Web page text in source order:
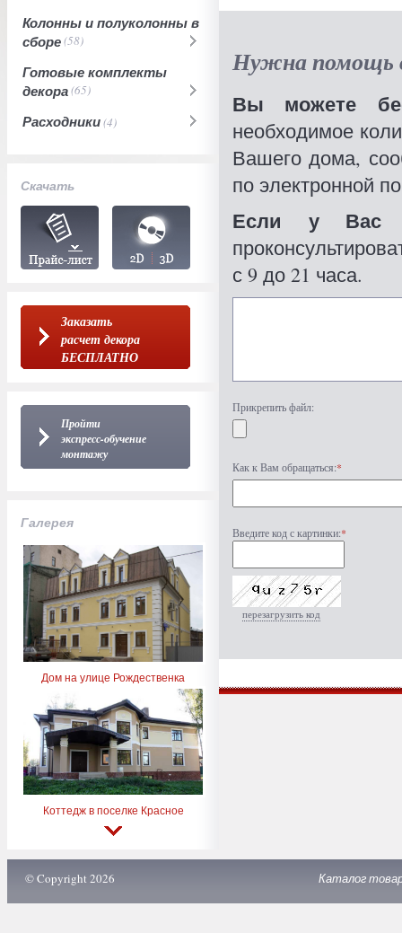
Колонны и полуколонны в
сборе(58)
Готовые комплекты
декора(65)
Расходники(4)
Скачать
Заказать
расчет декора
БЕСПЛАТНО
Пройти
экспресс-обучение
монтажу
Галерея
Дом на улице Рождественка
Коттедж в поселке Красное
Нужна помощь
Вы можете
необходимое
Вашего дома,
по электронной
Если у Вас
с 9 до 21 часа.
Прикрепить файл:
Как к Вам обращаться:*
Введите код с картинки:*
перезагрузить код
© Copyright 2026 Каталог